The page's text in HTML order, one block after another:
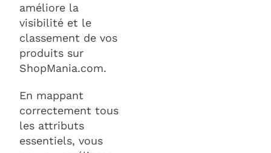
améliore la
visibilité et le
classement de vos
produits sur
ShopMania.com.
En mappant
correctement tous
les attributs
essentiels, vous